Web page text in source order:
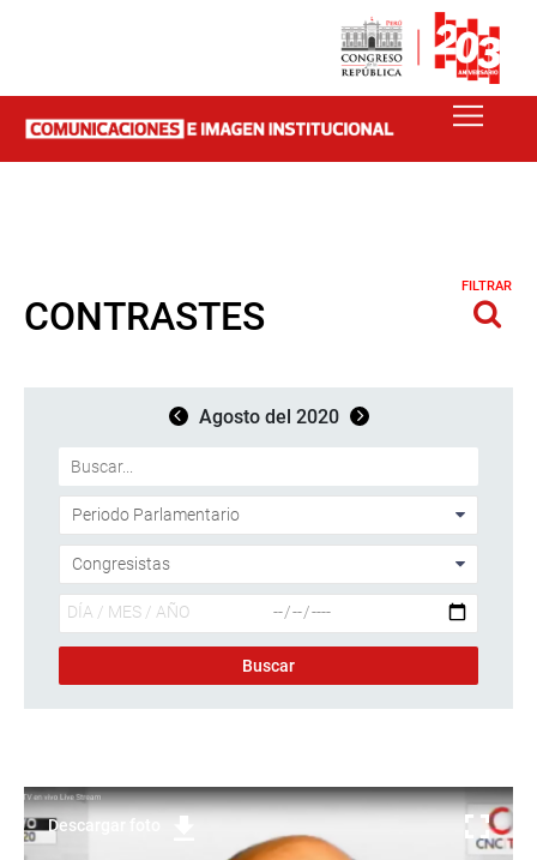
CONTRASTES
FILTRAR
Agosto del 2020
Descargar foto